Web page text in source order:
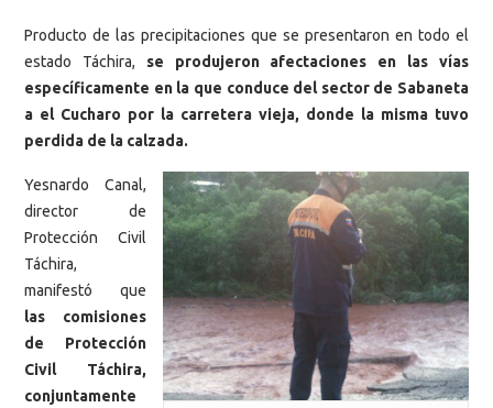
Producto de las precipitaciones que se presentaron en todo el
estado Táchira, se produjeron afectaciones en las vías
específicamente en la que conduce del sector de Sabaneta
a el Cucharo por la carretera vieja, donde la misma tuvo
perdida de la calzada.
Yesnardo Canal,
director de
Protección Civil
Táchira,
manifestó que
las comisiones
de Protección
Civil Táchira,
conjuntamente